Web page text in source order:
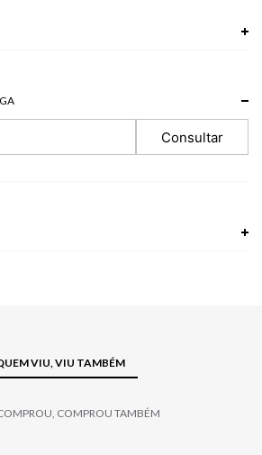
+ 4% ELASTANO
Consultar
VIU, VIU TAMBÉM
COMPROU TAMBÉM